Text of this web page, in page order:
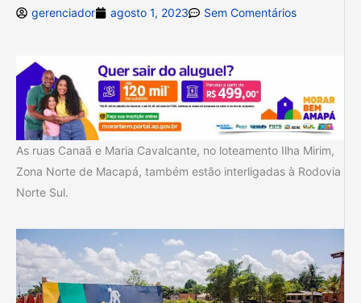
gerenciador agosto 1, 2023 Sem Comentários
As ruas Canaã e Maria Cavalcante, no loteamento Ilha Mirim,
Zona Norte de Macapá, também estão interligadas à Rodovia
Norte Sul.